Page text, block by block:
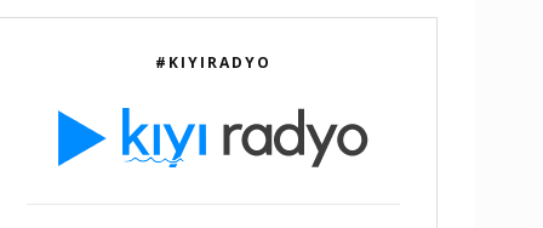
#KIYIRADYO